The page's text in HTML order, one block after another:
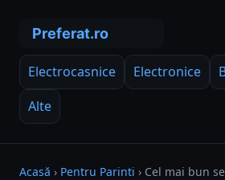
Electrocasnice Electronice
Alte
Acasă › Pentru Parinti › Cel mai bun